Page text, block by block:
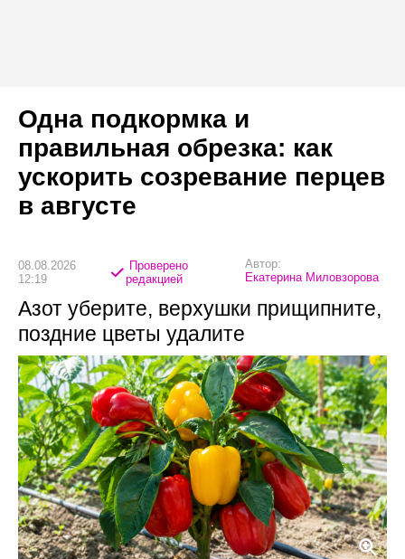
Одна подкормка и
правильная обрезка: как
ускорить созревание перцев
в августе
08.08.2026
12:19
Проверено
редакцией
Автор:
Екатерина Миловзорова
Азот уберите, верхушки прищипните,
поздние цветы удалите